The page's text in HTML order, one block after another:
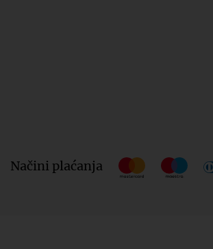
Načini plaćanja